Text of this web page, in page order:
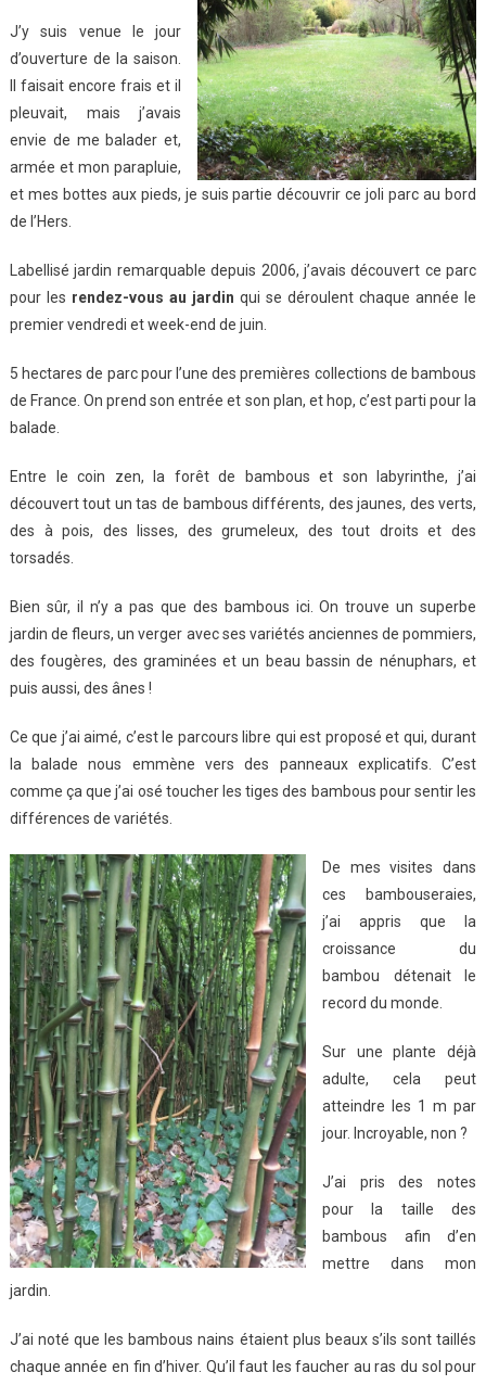
J’y suis venue le jour
d’ouverture de la saison.
Il faisait encore frais et il
pleuvait, mais j’avais
envie de me balader et,
armée et mon parapluie,
et mes bottes aux pieds, je suis partie découvrir ce joli parc au bord
de l’Hers.
Labellisé jardin remarquable depuis 2006, j’avais découvert ce parc
pour les rendez-vous au jardinqui se déroulent chaque année le
premier vendredi et week-end de juin.
5 hectares de parc pour l’une des premières collections de bambous
de France. On prend son entrée et son plan, et hop, c’est parti pour la
balade.
Entre le coin zen, la forêt de bambous et son labyrinthe, j’ai
découvert tout un tas de bambous différents, des jaunes, des verts,
des à pois, des lisses, des grumeleux, des tout droits et des
torsadés.
Bien sûr, il n’y a pas que des bambous ici. On trouve un superbe
jardin de fleurs, un verger avec ses variétés anciennes de pommiers,
des fougères, des graminées et un beau bassin de nénuphars, et
puis aussi, des ânes !
Ce que j’ai aimé, c’est le parcours libre qui est proposé et qui, durant
la balade nous emmène vers des panneaux explicatifs. C’est
comme ça que j’ai osé toucher les tiges des bambous pour sentir les
différences de variétés.
De mes visites dans
ces bambouseraies,
j’ai appris que la
croissance du
bambou détenait le
record du monde.
Sur une plante déjà
adulte, cela peut
atteindre les 1 m par
jour. Incroyable, non ?
J’ai pris des notes
pour la taille des
bambous afin d’en
mettre dans mon
jardin.
J’ai noté que les bambous nains étaient plus beaux s’ils sont taillés
chaque année en fin d’hiver. Qu’il faut les faucher au ras du sol pour